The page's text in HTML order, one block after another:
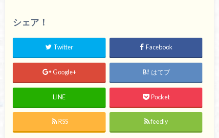
シェア！
Twitter Facebook
Google+ はてブ
LINE Pocket
RSS feedly